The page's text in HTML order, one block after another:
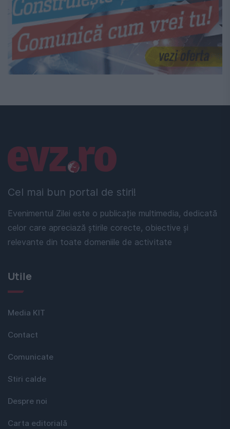
Cel mai bun portal de stiri!
Evenimentul Zilei este o publicație multimedia, dedicată
celor care apreciază știrile corecte, obiective și
relevante din toate domeniile de activitate
Linkuri utile
Utile
Media KIT
Contact
Comunicate
Stiri calde
Despre noi
Carta editorială